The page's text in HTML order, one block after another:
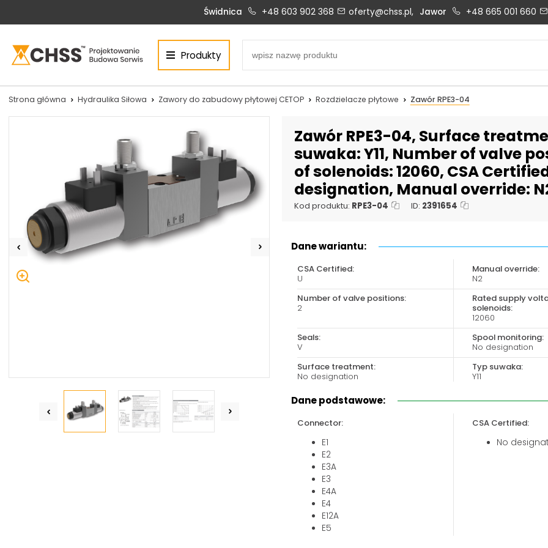
Centrum Hydrauliki Siłowej Świdnica
CHSS.PL DAWID WOŹNY
Biuro obsługi klienta:
+48 603 902 368
+48 603 902 368
Siłowniki:
+48 690 884 272
silowniki@chss.pl
+48 536 202 250
+48 609 877 288
serwis@chss.pl
Uszczelnienia techniczne:
+48 669 834 274
uszczelnienia@chss.pl
Magazyn 24H:
+48 731 349 406
+48 535 424 483
Magazyn 24H:
+48 665 001 770
Świdnica +48 603 902 368 oferty@chss.pl, Jawor +48 665 001 660
Produkty
Strona główna Hydraulika Siłowa Zawory do zabudowy płytowej CETOP Rozdzielacze płytowe Zawór RPE3-04
Zawór RPE3-04, Surface
suwaka: Y11, Number of valve
of solenoids: 12060, CSA
designation, Manual override:
Kod produktu: RPE3-04 ID: 2391654
Dane wariantu:
CSA Certified:
U
Manual override:
N2
Number of valve positions:
2
Rated supply
solenoids:
12060
Seals:
V
Spool monitoring:
No designation
Surface treatment:
No designation
Typ suwaka:
Y11
Valve size:
04
Dane podstawowe:
Connector:
E1
E2
E3A
E3
E4A
E4
E12A
E5
CSA Certified:
No